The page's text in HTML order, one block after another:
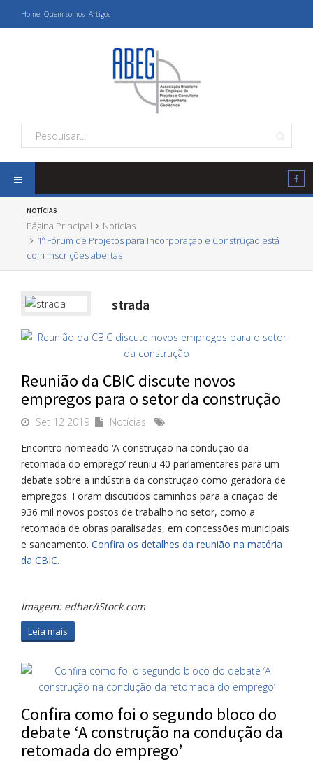
Home Quem somos Artigos
NOTÍCIAS
Página Principal
Notícias
1º Fórum de Projetos para Incorporação e Construção está
com inscrições abertas
strada
Reunião da CBIC discute novos
empregos para o setor da construção
Set 12 2019
Notícias
Encontro nomeado ‘A construção na condução da
retomada do emprego’ reuniu 40 parlamentares para um
debate sobre a indústria da construção como geradora de
empregos. Foram discutidos caminhos para a criação de
936 mil novos postos de trabalho no setor, como a
retomada de obras paralisadas, em concessões municipais
e saneamento. Confira os detalhes da reunião na matéria
da CBIC.
Imagem: edhar/iStock.com
Leia mais
Confira como foi o segundo bloco do
debate ‘A construção na condução da
retomada do emprego’